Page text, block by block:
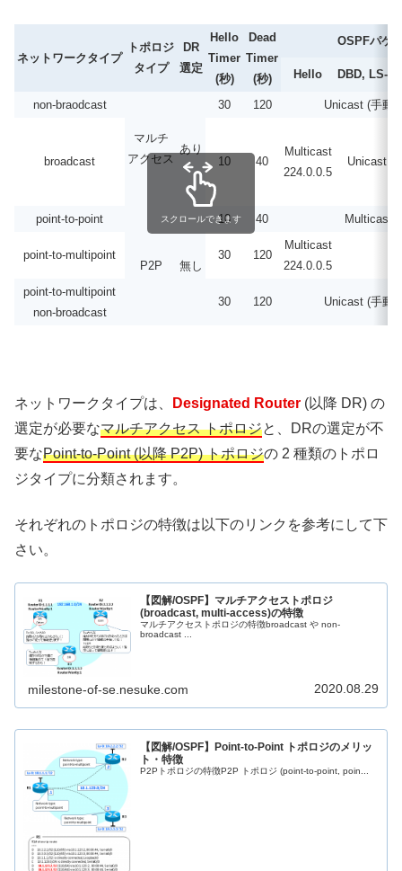
ネットワークタイプ
トポロジ
タイプ
DR
選定
Hello
Timer
(秒)
Dead
Timer
(秒)
OSPFパケ
Hello DBD, LS-R
non-braodcast
マルチ
アクセス
あり
30 120 Unicast (手動
broadcast 10 40
Multicast
224.0.0.5
Unicast
point-to-point
P2P 無し
10 40 Multicast
point-to-multipoint 30 120
Multicast
224.0.0.5
point-to-multipoint
non-broadcast
30 120 Unicast (手動
スクロールできます
ネットワークタイプは、 Designated Router (以降 DR) の
選定が必要なマルチアクセス トポロジと、DRの選定が不
要なPoint-to-Point (以降 P2P) トポロジの 2 種類のトポロ
ジタイプに分類されます。
それぞれのトポロジの特徴は以下のリンクを参考にして下
さい。
【図解/OSPF】マルチアクセストポロジ
(broadcast, multi-access)の特徴
マルチアクセストポロジの特徴broadcast や non-
broadcast ...
milestone-of-se.nesuke.com 2020.08.29
【図解/OSPF】Point-to-Point トポロジのメリッ
ト・特徴
P2Pトポロジの特徴P2P トポロジ (point-to-point, poin...